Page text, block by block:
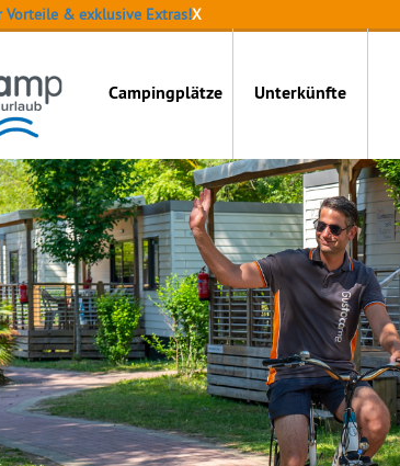
Vorteile & exklusive Extras!X
Campingplätze Unterkünfte